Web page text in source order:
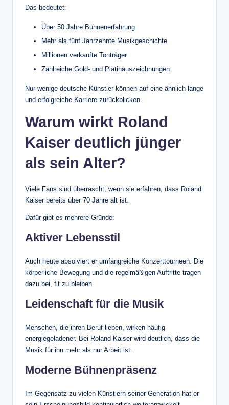
Das bedeutet:
Über 50 Jahre Bühnenerfahrung
Mehr als fünf Jahrzehnte Musikgeschichte
Millionen verkaufte Tonträger
Zahlreiche Gold- und Platinauszeichnungen
Nur wenige deutsche Künstler können auf eine ähnlich lange
und erfolgreiche Karriere zurückblicken.
Warum wirkt Roland
Kaiser deutlich jünger
als sein Alter?
Viele Fans sind überrascht, wenn sie erfahren, dass Roland
Kaiser bereits über 70 Jahre alt ist.
Dafür gibt es mehrere Gründe:
Aktiver Lebensstil
Auch heute absolviert er umfangreiche Konzerttourneen. Die
körperliche Bewegung und die regelmäßigen Auftritte tragen
dazu bei, fit zu bleiben.
Leidenschaft für die Musik
Menschen, die ihren Beruf lieben, wirken häufig
energiegeladener. Bei Roland Kaiser wird deutlich, dass die
Musik für ihn mehr als nur Arbeit ist.
Moderne Bühnenpräsenz
Im Gegensatz zu vielen Künstlern seiner Generation hat er